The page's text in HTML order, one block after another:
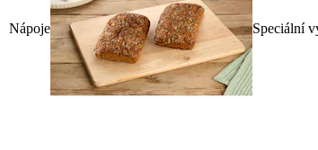
Nápoje Speciální